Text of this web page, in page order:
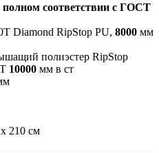
полном соответствии с ГОСТ
Diamond RipStop PU, 8000 мм
полиэстер RipStop
10000 мм в ст
210 см